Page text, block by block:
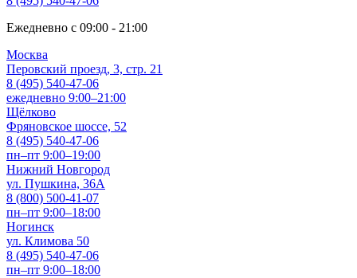
Ежедневно с 09:00 - 21:00
Москва
Перовский проезд, 3, стр. 21
8 (495) 540-47-06
ежедневно 9:00–21:00
Щёлково
Фряновское шоссе, 52
8 (495) 540-47-06
пн–пт 9:00–19:00
Нижний Новгород
ул. Пушкина, 36А
8 (800) 500-41-07
пн–пт 9:00–18:00
Ногинск
ул. Климова 50
8 (495) 540-47-06
пн–пт 9:00–18:00